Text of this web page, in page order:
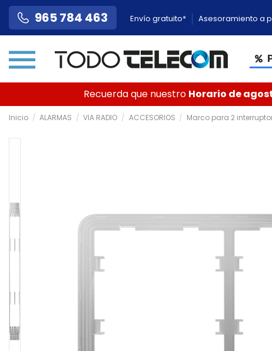
965 784 463 Envío gratuito* Asesoramiento a
Recuerda que nuestro Horario de
Inicio ALARMAS VIA RADIO ACCESORIOS Marco para 2